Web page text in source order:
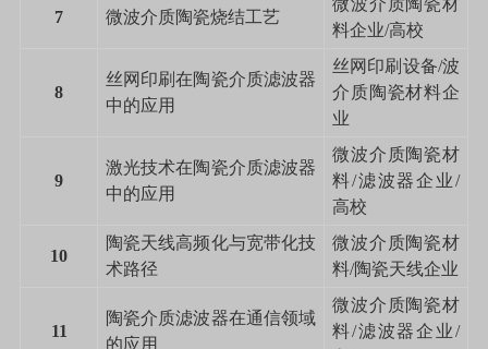
7 微波介质陶瓷烧结工艺
微波介质陶瓷材
料企业/高校
8
丝网印刷在陶瓷介质滤波器
中的应用
丝网印刷设备/波
介质陶瓷材料企
业
9
激光技术在陶瓷介质滤波器
中的应用
微波介质陶瓷材
料/滤波器企业/
高校
10
陶瓷天线高频化与宽带化技
术路径
微波介质陶瓷材
料/陶瓷天线企业
11
陶瓷介质滤波器在通信领域
的应用
微波介质陶瓷材
料/滤波器企业/